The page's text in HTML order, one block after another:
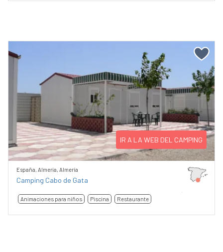
IR A LA WEB DEL CAMPING
España, Almería, Almería
Camping Cabo de Gata
Animaciones para niños Piscina Restaurante